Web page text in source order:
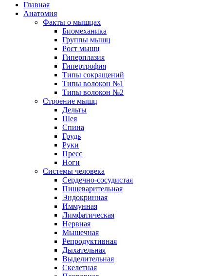
Главная
Анатомия
Факты о мышцах
Биомеханика
Группы мышц
Рост мышц
Гиперплазия
Гипертрофия
Типы сокращений
Типы волокон №1
Типы волокон №2
Строение мышц
Дельты
Шея
Спина
Грудь
Руки
Пресс
Ноги
Системы человека
Сердечно-сосудистая
Пищеварительная
Эндокринная
Иммунная
Лимфатическая
Нервная
Мышечная
Репродуктивная
Дыхательная
Выделительная
Скелетная